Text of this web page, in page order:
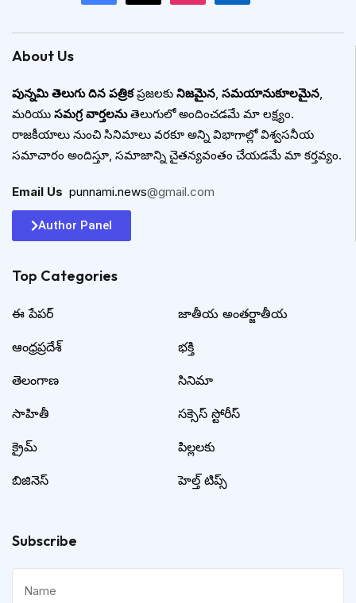
About Us
పున్నమి తెలుగు దిన పత్రికప్రజలకు నిజమైన, సమయానుకూలమైన,
మరియు సమగ్ర వార్తలనుతెలుగులో అందించడమే మా లక్ష్యం.
రాజకీయాలు నుంచి సినిమాలు వరకూ అన్ని విభాగాల్లో విశ్వసనీయ
సమాచారం అందిస్తూ, సమాజాన్ని చైతన్యవంతం చేయడమే మా కర్తవ్యం.
Email Us punnami.news@gmail.com
Author Panel
Top Categories​
ఈ పేపర్
ఆంధ్రప్రదేశ్
తెలంగాణ
సాహితీ
క్రైమ్
బిజినెస్
జాతీయ అంతర్జాతీయ
భక్తి
సినిమా
సక్సెస్ స్టోరీస్
పిల్లలకు
హెల్త్ టిప్స్
Subscribe